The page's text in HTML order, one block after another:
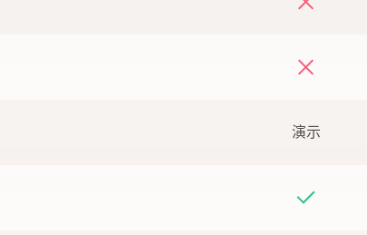
演示